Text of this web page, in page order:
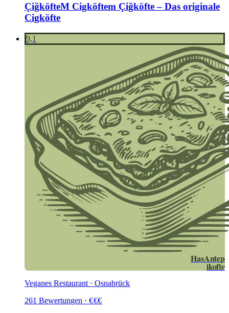
ÇiğköfteM Cigköftem Çiğköfte – Das originale
Cigköfte
9,1
HasAntep
ikofte
Veganes Restaurant · Osnabrück
261 Bewertungen · €€€